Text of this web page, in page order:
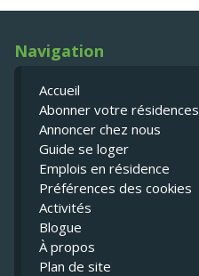
Navigation
Accueil
Abonner votre résidences
Annoncer chez nous
Guide se loger
Emplois en résidence
Préférences des cookies
Activités
Blogue
À propos
Plan de site